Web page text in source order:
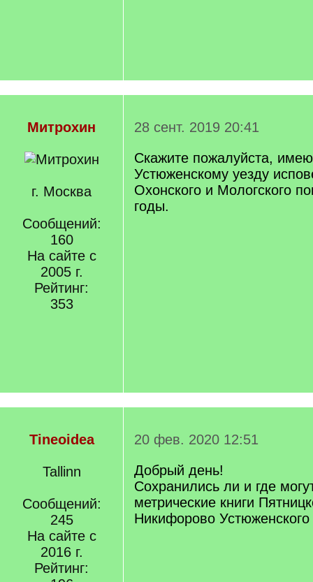
Митрохин
г. Москва
Сообщений:
160
На сайте с
2005 г.
Рейтинг:
353
28 сент. 2019 20:41
Скажите пожалуйста,
Устюженскому уезду
Охонского и Мологского
годы.
Tineoidea
Tallinn
Сообщений:
245
На сайте с
2016 г.
Рейтинг:
20 фев. 2020 12:51
Добрый день!
Сохранились ли и где
метрические книги
Никифорово Устюженского